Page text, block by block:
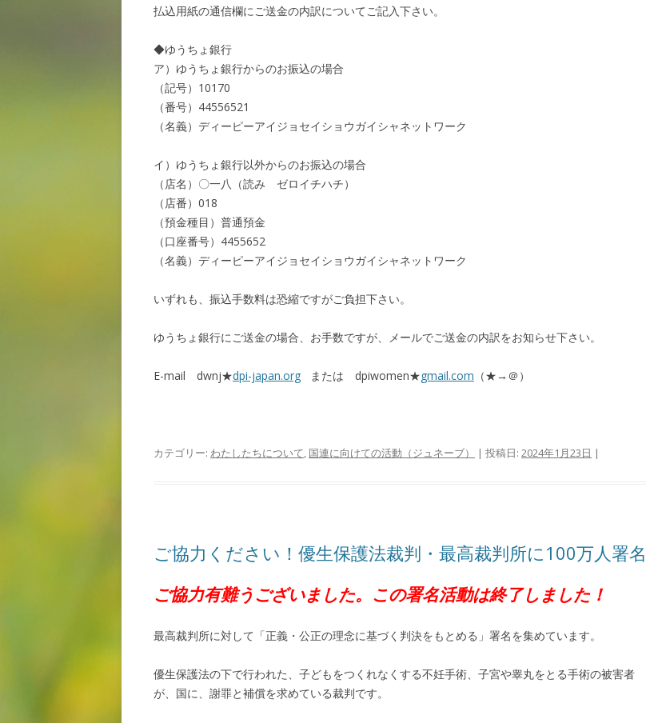
払込用紙の通信欄にご送金の内訳についてご記入下さい。
◆ゆうちょ銀行
ア）ゆうちょ銀行からのお振込の場合
（記号）10170
（番号）44556521
（名義）ディーピーアイジョセイショウガイシャネットワーク
イ）ゆうちょ銀行以外からのお振込の場合
（店名）〇一八（読み ゼロイチハチ）
（店番）018
（預金種目）普通預金
（口座番号）4455652
（名義）ディーピーアイジョセイショウガイシャネットワーク
いずれも、振込手数料は恐縮ですがご負担下さい。
ゆうちょ銀行にご送金の場合、お手数ですが、メールでご送金の内訳をお知らせ下さい。
E-mail dwnj★dpi-japan.org または dpiwomen★gmail.com （★→＠）
カテゴリー: わたしたちについて, 国連に向けての活動（ジュネーブ） | 投稿日: 2024年1月23日 |
ご協力ください！優生保護法裁判・最高裁判所に100万人署名
ご協力有難うございました。この署名活動は終了しました！
最高裁判所に対して「正義・公正の理念に基づく判決をもとめる」署名を集めています。
優生保護法の下で行われた、子どもをつくれなくする不妊手術、子宮や睾丸をとる手術の被害者
が、国に、謝罪と補償を求めている裁判です。